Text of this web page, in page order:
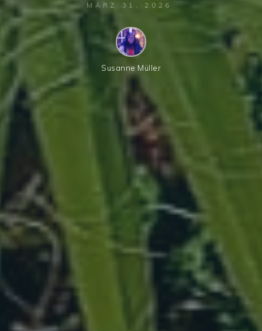
MÄRZ 31, 2026
Susanne Müller